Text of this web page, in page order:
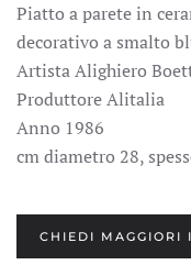
Piatto a parete in
decorativo a smalto
Artista Alighiero
Produttore Alitalia
Anno 1986
cm diametro 28,
CHIEDI MAGGIORI